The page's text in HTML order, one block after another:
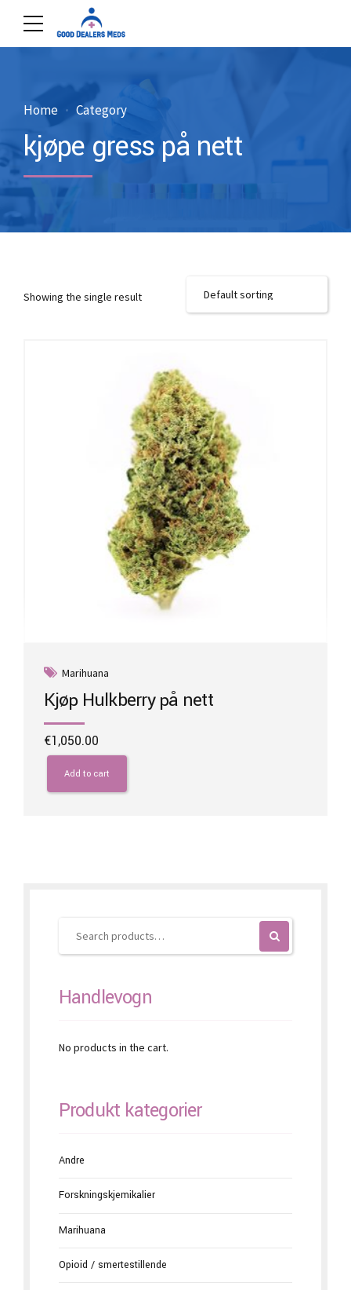
Home Category
kjøpe gress på nett
Showing the single result
Marihuana
Kjøp Hulkberry på nett
€1,050.00
Add to cart
Handlevogn
No products in the cart.
Produkt kategorier
Andre
Forskningskjemikalier
Marihuana
Opioid / smertestillende